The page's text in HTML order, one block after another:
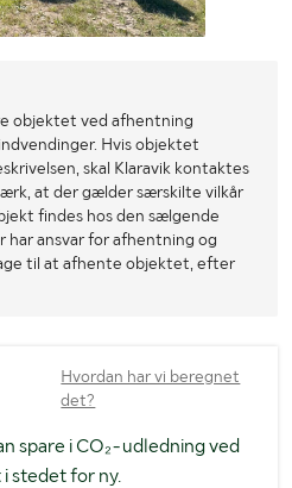
objektet ved afhentning
Hvis objektet
skal Klaravik kontaktes
at der gælder særskilte vilkår
findes hos den sælgende
har ansvar for afhentning og
til at afhente objektet, efter
Hvordan har vi beregnet
det?
spare i CO₂-udledning ved
stedet for ny.